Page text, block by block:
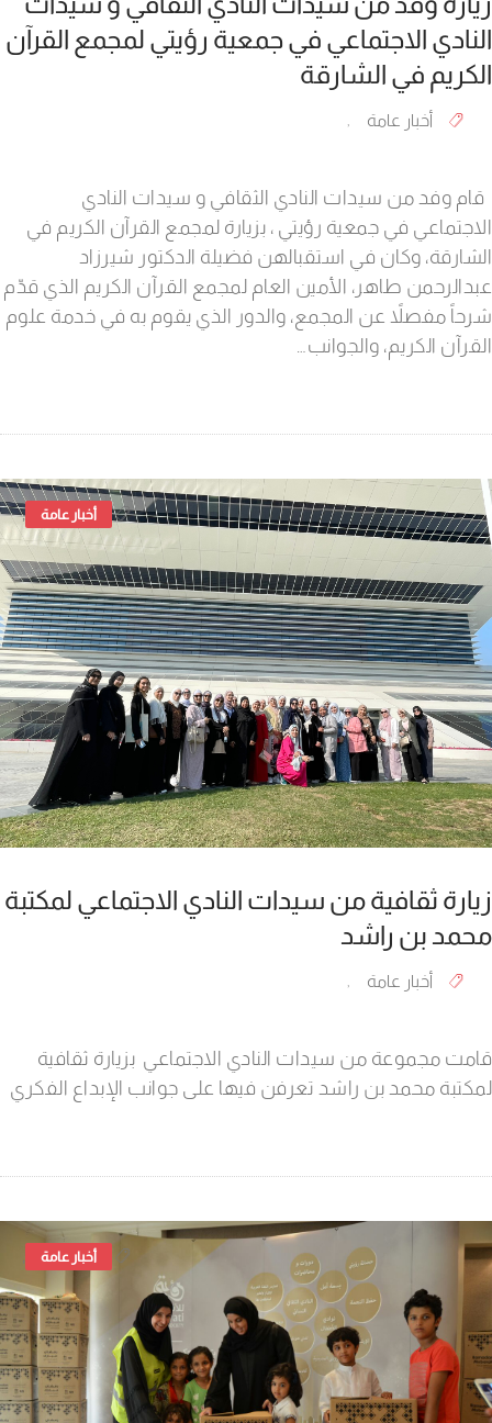
النادي الاجتماعي في جمعية رؤيتي لمجمع القرآن
الكريم في الشارقة
أخبار عامة
قام وفد من سيدات النادي الثقافي و سيدات النادي
الاجتماعي في جمعية رؤيتي ، بزيارة لمجمع القرآن الكريم في
الشارقة، وكان في استقبالهن فضيلة الدكتور شيرزاد
عبدالرحمن طاهر، الأمين العام لمجمع القرآن الكريم الذي قدّم
شرحاً مفصلاً عن المجمع، والدور الذي يقوم به في خدمة علوم
القرآن الكريم، والجوانب…
Previous
Next
أخبار عامة ,
زيارة ثقافية من سيدات النادي الاجتماعي لمكتبة
محمد بن راشد
أخبار عامة
قامت مجموعة من سيدات النادي الاجتماعي بزيارة ثقافية
لمكتبة محمد بن راشد تعرفن فيها على جوانب الإبداع الفكري
أخبار عامة